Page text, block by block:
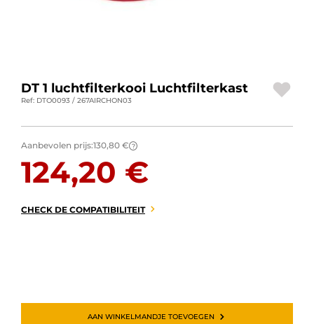
NL | EUR € — WIJZIGEN
CONTACT MET ONS OPNEMEN
DT 1 luchtfilterkooi Luchtfilterkast
Ref: DTO0093 / 267AIRCHON03
Aanbevolen prijs:130,80 € ?
124,20 €
CHECK DE COMPATIBILITEIT
AAN WINKELMANDJE TOEVOEGEN